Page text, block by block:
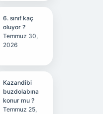
6. sınıf kaç
oluyor ?
Temmuz 30,
2026
Kazandibi
buzdolabına
konur mu ?
Temmuz 25,